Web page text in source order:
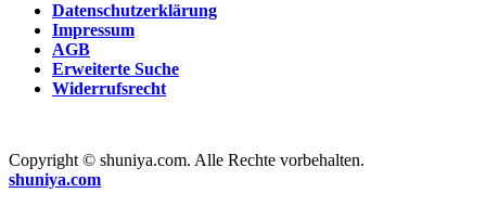
Datenschutzerklärung
Impressum
AGB
Erweiterte Suche
Widerrufsrecht
Copyright © shuniya.com. Alle Rechte vorbehalten.
shuniya.com